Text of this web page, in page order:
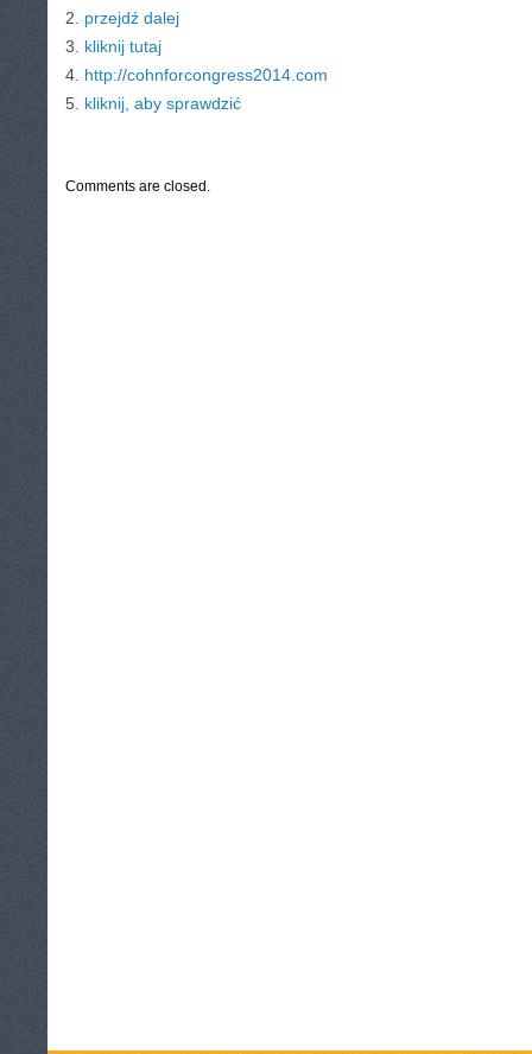
2. przejdź dalej
3. kliknij tutaj
4. http://cohnforcongress2014.com
5. kliknij, aby sprawdzić
Comments are closed.